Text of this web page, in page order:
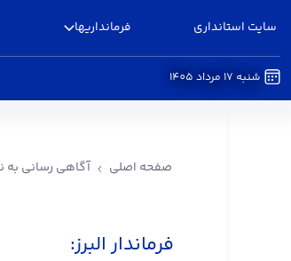
سایت استانداری فرمانداریها
شنبه 17 مرداد 1405
صفحه اصلی آگاهی رسانی به نسل
فرماندار البرز: